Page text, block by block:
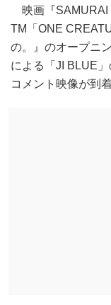
映画『SAMURAI
TM「ONE
の。』のオープニ
による「JI BLUE
コメント映像が到着